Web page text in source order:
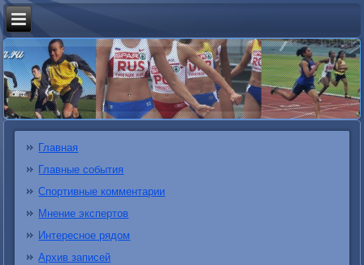
Главная
Главные события
Спортивные комментарии
Мнение экспертов
Интересное рядом
Архив записей